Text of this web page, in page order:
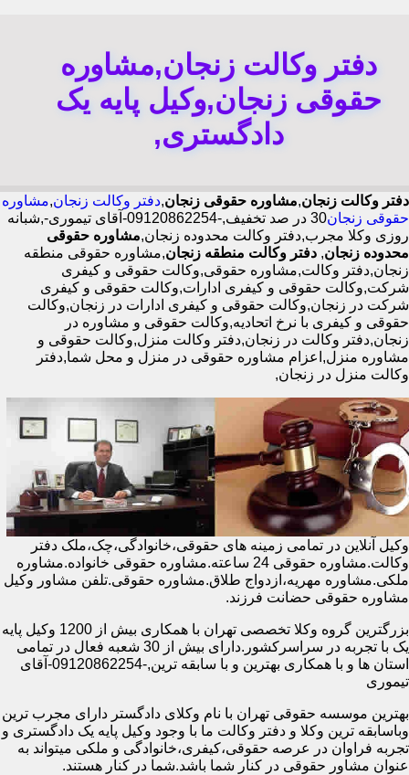
دفتر وکالت زنجان,مشاوره
حقوقی زنجان,وکیل پایه یک
دادگستری,
دفتر وکالت زنجان,مشاوره حقوقی زنجان,دفتر وکالت زنجان,مشاوره
حقوقی زنجان
30 در صد تخفیف,-09120862254-آقای تیموری-,شبانه
روزی وکلا مجرب,دفتر وکالت محدوده زنجان,مشاوره حقوقی
محدوده زنجان, دفتر وکالت منطقه زنجان,مشاوره حقوقی منطقه
زنجان,دفتر وکالت,مشاوره حقوقی,وکالت حقوقی و کیفری
شرکت,وکالت حقوقی و کیفری ادارات,وکالت حقوقی و کیفری
شرکت در زنجان,وکالت حقوقی و کیفری ادارات در زنجان,وکالت
حقوقی و کیفری با نرخ اتحادیه,وکالت حقوقی و مشاوره در
زنجان,دفتر وکالت در زنجان,دفتر وکالت منزل,وکالت حقوقی و
مشاوره منزل,اعزام مشاوره حقوقی در منزل و محل شما,دفتر
وکالت منزل در زنجان,
وکیل آنلاین در تمامی زمینه های حقوقی،خانوادگی،چک،ملک دفتر
وکالت.مشاوره حقوقی 24 ساعته.مشاوره حقوقی خانواده.مشاوره
ملکی.مشاوره مهریه،ازدواج طلاق.مشاوره حقوقی.تلفن مشاور وکیل
مشاوره حقوقی حضانت فرزند.
بزرگترین گروه وکلا تخصصی تهران با همکاری بیش از 1200 وکیل پایه
یک با تجربه در سراسرکشور.دارای بیش از 30 شعبه فعال در تمامی
استان ها و با همکاری بهترین و با سابقه ترین,-09120862254-آقای
تیموری
بهترین موسسه حقوقی تهران با نام وکلای دادگستر دارای مجرب ترین
وباسابقه ترین وکلا و دفتر وکالت ما با وجود وکیل پایه یک دادگستری و
تجربه فراوان در عرصه حقوقی،کیفری،خانوادگی و ملکی میتواند به
عنوان مشاور حقوقی در کنار شما باشد.شما در کنار هستند.